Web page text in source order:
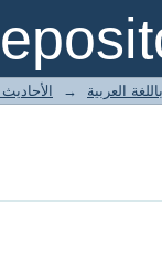
العربية →